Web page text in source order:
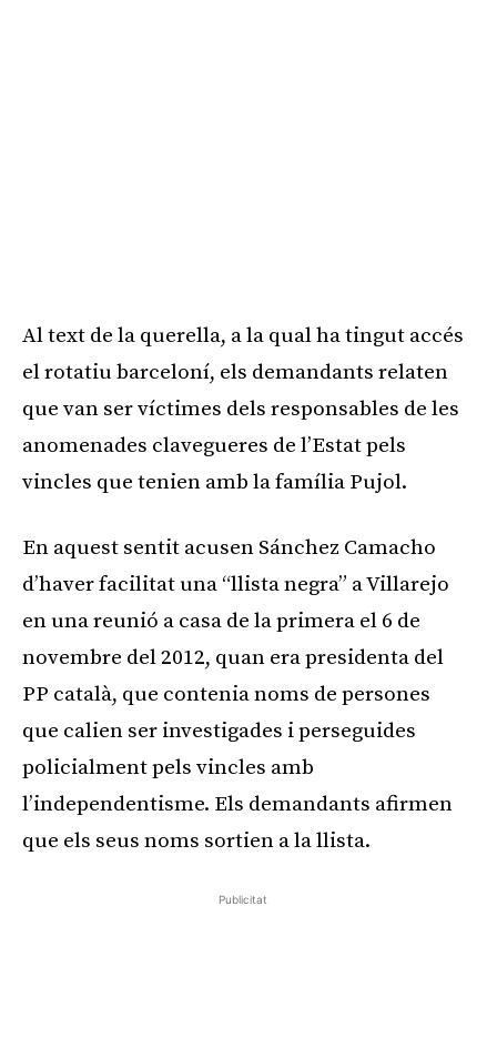
Al text de la querella, a la qual ha tingut accés
el rotatiu barceloní, els demandants relaten
que van ser víctimes dels responsables de les
anomenades clavegueres de l’Estat pels
vincles que tenien amb la família Pujol.
En aquest sentit acusen Sánchez Camacho
d’haver facilitat una “llista negra” a Villarejo
en una reunió a casa de la primera el 6 de
novembre del 2012, quan era presidenta del
PP català, que contenia noms de persones
que calien ser investigades i perseguides
policialment pels vincles amb
l’independentisme. Els demandants afirmen
que els seus noms sortien a la llista.
Publicitat